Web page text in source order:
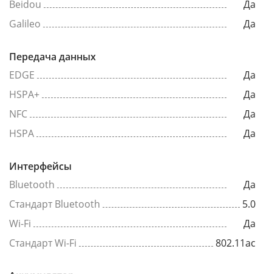
Beidou
Да
Galileo
Да
Передача данных
EDGE
Да
HSPA+
Да
NFC
Да
HSPA
Да
Интерфейсы
Bluetooth
Да
Стандарт Bluetooth
5.0
Wi-Fi
Да
Стандарт Wi-Fi
802.11ac